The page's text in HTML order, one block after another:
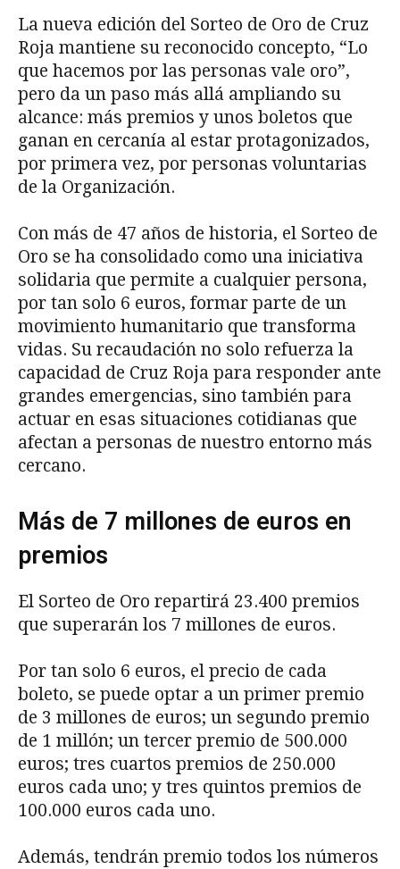
La nueva edición del Sorteo de Oro de Cruz
Roja mantiene su reconocido concepto, “Lo
que hacemos por las personas vale oro”,
pero da un paso más allá ampliando su
alcance: más premios y unos boletos que
ganan en cercanía al estar protagonizados,
por primera vez, por personas voluntarias
de la Organización.
Con más de 47 años de historia, el Sorteo de
Oro se ha consolidado como una iniciativa
solidaria que permite a cualquier persona,
por tan solo 6 euros, formar parte de un
movimiento humanitario que transforma
vidas. Su recaudación no solo refuerza la
capacidad de Cruz Roja para responder ante
grandes emergencias, sino también para
actuar en esas situaciones cotidianas que
afectan a personas de nuestro entorno más
cercano.
Más de 7 millones de euros en
premios
El Sorteo de Oro repartirá 23.400 premios
que superarán los 7 millones de euros.
Por tan solo 6 euros, el precio de cada
boleto, se puede optar a un primer premio
de 3 millones de euros; un segundo premio
de 1 millón; un tercer premio de 500.000
euros; tres cuartos premios de 250.000
euros cada uno; y tres quintos premios de
100.000 euros cada uno.
Además, tendrán premio todos los números